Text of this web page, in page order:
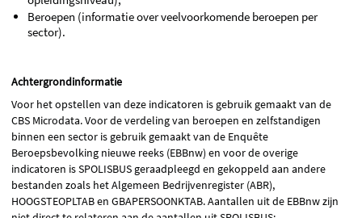
Beroepen (informatie over veelvoorkomende beroepen per
sector).
Achtergrondinformatie
Voor het opstellen van deze indicatoren is gebruik gemaakt van de
CBS Microdata. Voor de verdeling van beroepen en zelfstandigen
binnen een sector is gebruik gemaakt van de Enquête
Beroepsbevolking nieuwe reeks (EBBnw) en voor de overige
indicatoren is SPOLISBUS geraadpleegd en gekoppeld aan andere
bestanden zoals het Algemeen Bedrijvenregister (ABR),
HOOGSTEOPLTAB en GBAPERSOONKTAB. Aantallen uit de EBBnw zijn